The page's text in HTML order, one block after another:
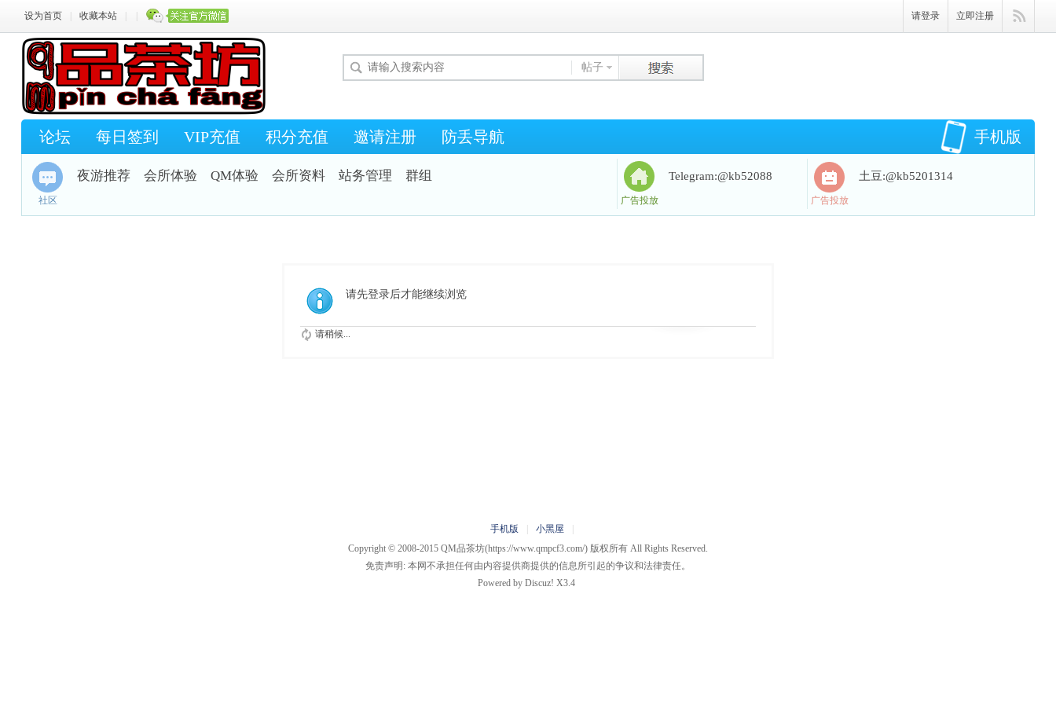
设为首页 收藏本站 请登录 立即注册
帖子
手机版
论坛 每日签到 VIP充值 积分充值 邀请注册 防丢导航
社区
夜游推荐 会所体验 QM体验 会所资料 站务管理 群组 土豆:@kb5201314
广告投放
Telegram:@kb52088
广告投放
请先登录后才能继续浏览
请稍候...
手机版 小黑屋
Copyright © 2008-2015 QM品茶坊(https://www.qmpcf3.com/) 版权所有 All Rights Reserved.
免责声明: 本网不承担任何由内容提供商提供的信息所引起的争议和法律责任。
Powered byDiscuz! X3.4